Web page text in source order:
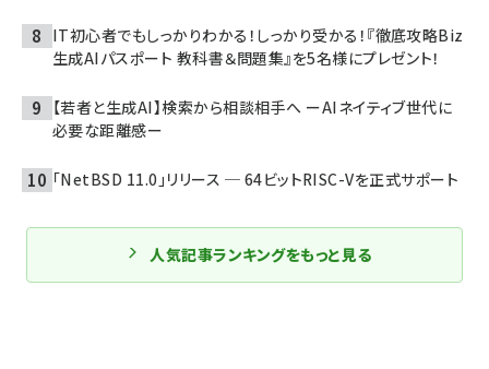
IT初心者でもしっかりわかる！しっかり受かる！『徹底攻略Biz
生成AIパスポート 教科書＆問題集』を5名様にプレゼント！
【若者と生成AI】検索から相談相手へ ーAIネイティブ世代に
必要な距離感ー
「NetBSD 11.0」リリース ─ 64ビットRISC-Vを正式サポート
人気記事ランキングをもっと見る